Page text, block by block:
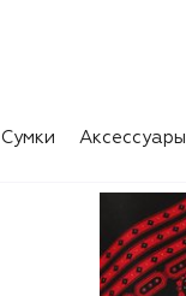
Сумки Аксессуары